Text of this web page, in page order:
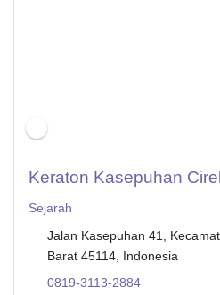
Keraton Kasepuhan
Sejarah
Jalan Kasepuhan 41,
Barat 45114, Indonesia
0819-3113-2884